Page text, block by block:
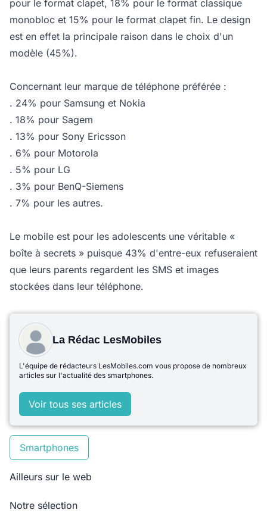
pour le format clapet, 18% pour le format classique
monobloc et 15% pour le format clapet fin. Le design
est en effet la principale raison dans le choix d'un
modèle (45%).
Concernant leur marque de téléphone préférée :
. 24% pour Samsung et Nokia
. 18% pour Sagem
. 13% pour Sony Ericsson
. 6% pour Motorola
. 5% pour LG
. 3% pour BenQ-Siemens
. 7% pour les autres.
Le mobile est pour les adolescents une véritable «
boîte à secrets » puisque 43% d'entre-eux refuseraient
que leurs parents regardent les SMS et images
stockées dans leur téléphone.
La Rédac LesMobiles
L'équipe de rédacteurs LesMobiles.com vous propose de nombreux
articles sur l'actualité des smartphones.
Voir tous ses articles
Smartphones
Ailleurs sur le web
Notre sélection